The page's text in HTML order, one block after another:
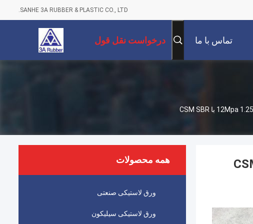
SANHE 3A RUBBER & PLASTIC CO., LTD.
تماس با ما درخواست نقل قول
همه محصولات
ورق لاستیکی صنعتی
ورق لاستیکی سیلیکون